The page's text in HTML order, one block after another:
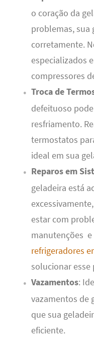
o coração da
problemas, sua
corretamente.
especializados
compressores
Troca de
defeituoso
resfriamento.
termostatos
ideal em sua
Reparos em
geladeira está
estar com
manutenções e
refrigeradores
solucionar esse
Vazamentos:
vazamentos de
que sua
eficiente.